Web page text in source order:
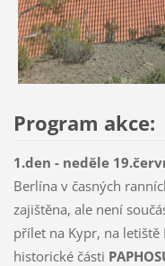
Program akce:
1.den - neděle
Berlína v časných
zajištěna, ale není
přílet na Kypr, na
historické části